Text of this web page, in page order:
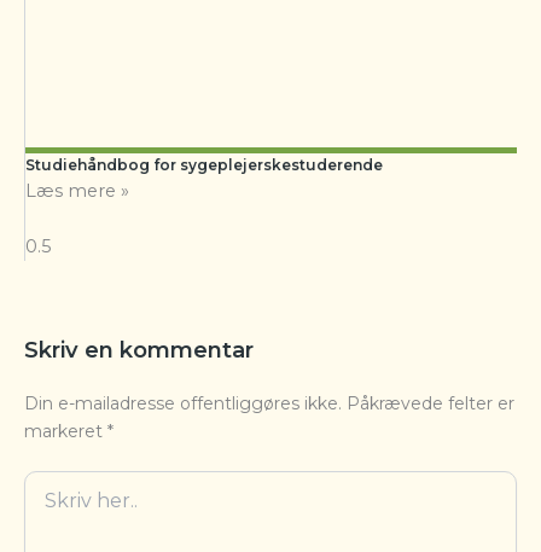
Studiehåndbog for sygeplejerskestuderende
Læs mere »
Skriv en kommentar
Din e-mailadresse offentliggøres ikke. Påkrævede felter er
markeret *
Skriv
her..